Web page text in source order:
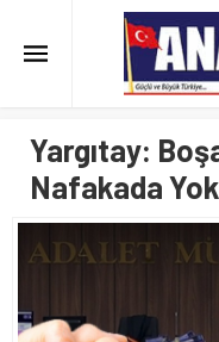
Yargıtay:
Nafakada